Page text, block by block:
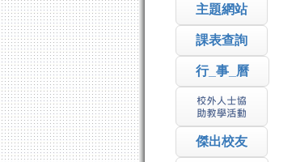
主題網站
課表查詢
行_事_曆
傑出校友